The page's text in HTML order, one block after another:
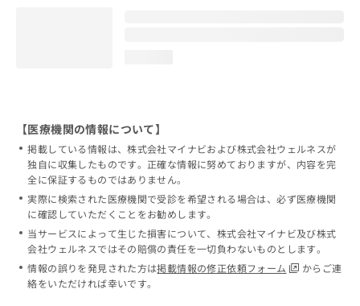
【医療機関の情報について】
掲載している情報は、株式会社マイナビおよび株式会社ウェルネスが
独自に収集したものです。正確な情報に努めておりますが、内容を完
全に保証するものではありません。
実際に検索された医療機関で受診を希望される場合は、必ず医療機関
に確認していただくことをお勧めします。
当サービスによって生じた損害について、株式会社マイナビ及び株式
会社ウェルネスではその賠償の責任を一切負わないものとします。
情報の誤りを発見された方は掲載情報の修正依頼フォーム
からご連
絡をいただければ幸いです。